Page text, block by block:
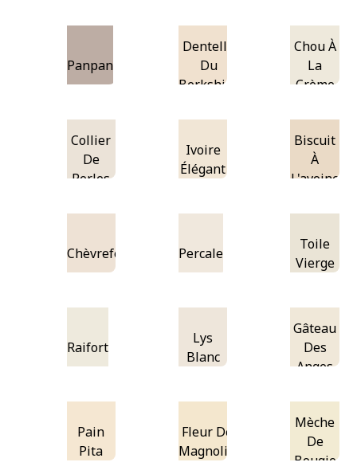
Panpan
Dentelle
Du
Berkshire
Chou À
La
Crème
Collier
De
Perles
Ivoire
Élégant
Biscuit
À
L'avoine
Chèvrefeuille Percale
Toile
Vierge
Raifort
Lys
Blanc
Gâteau
Des
Anges
Pain
Pita
Fleur De
Magnolia
Mèche
De
Bougie